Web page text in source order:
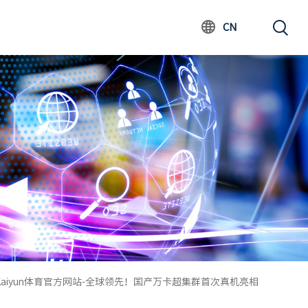
CN
体育官方网站-全球领先！国产万卡超集群首次真机亮相